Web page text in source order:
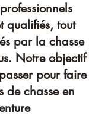
qualifiés, tout
par la chasse
Notre objectif
pour faire
de chasse en